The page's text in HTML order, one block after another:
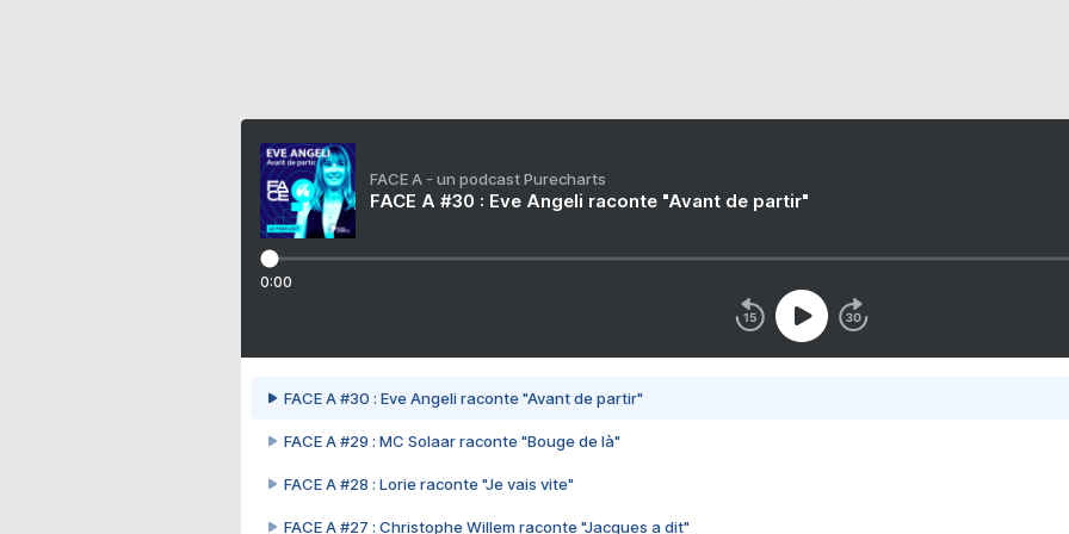
FACE A - un podcast Purecharts
FACE A #30 : Eve Angeli raconte "Avant de partir"
0:00
FACE A #30 : Eve Angeli raconte "Avant de partir"
FACE A #29 : MC Solaar raconte "Bouge de là"
FACE A #28 : Lorie raconte "Je vais vite"
FACE A #27 : Christophe Willem raconte "Jacques a dit"